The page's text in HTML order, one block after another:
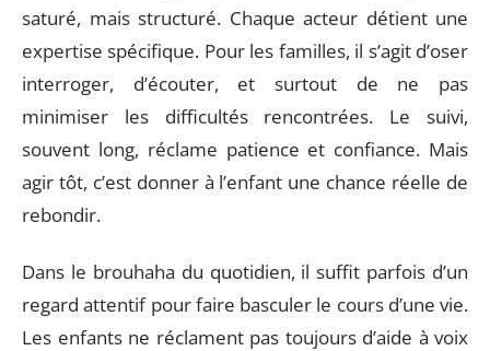
saturé, mais structuré. Chaque acteur détient une
expertise spécifique. Pour les familles, il s’agit d’oser
interroger, d’écouter, et surtout de ne pas
minimiser les difficultés rencontrées. Le suivi,
souvent long, réclame patience et confiance. Mais
agir tôt, c’est donner à l’enfant une chance réelle de
rebondir.
Dans le brouhaha du quotidien, il suffit parfois d’un
regard attentif pour faire basculer le cours d’une vie.
Les enfants ne réclament pas toujours d’aide à voix